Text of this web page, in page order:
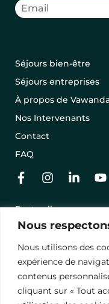
Nous
Nous utilisons des
expérience de
contenus
cliquant sur « Tout
Séjours bien-être
Séjours entreprises
À propos de
Nos Intervenants
Contact
FAQ
Best-sellers
Nos séjours en
Offrir un séjour avec
Conditions
Mentions légales